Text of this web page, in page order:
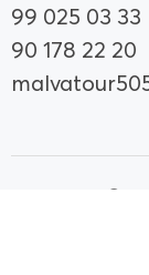
99 025 03 33
90 178 22 20
©